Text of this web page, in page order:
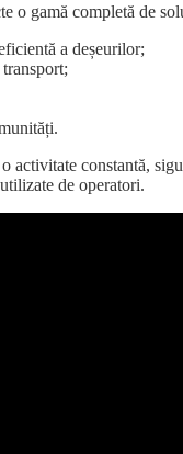
o gamă completă de
a deșeurilor;
activitate constantă,
de operatori.